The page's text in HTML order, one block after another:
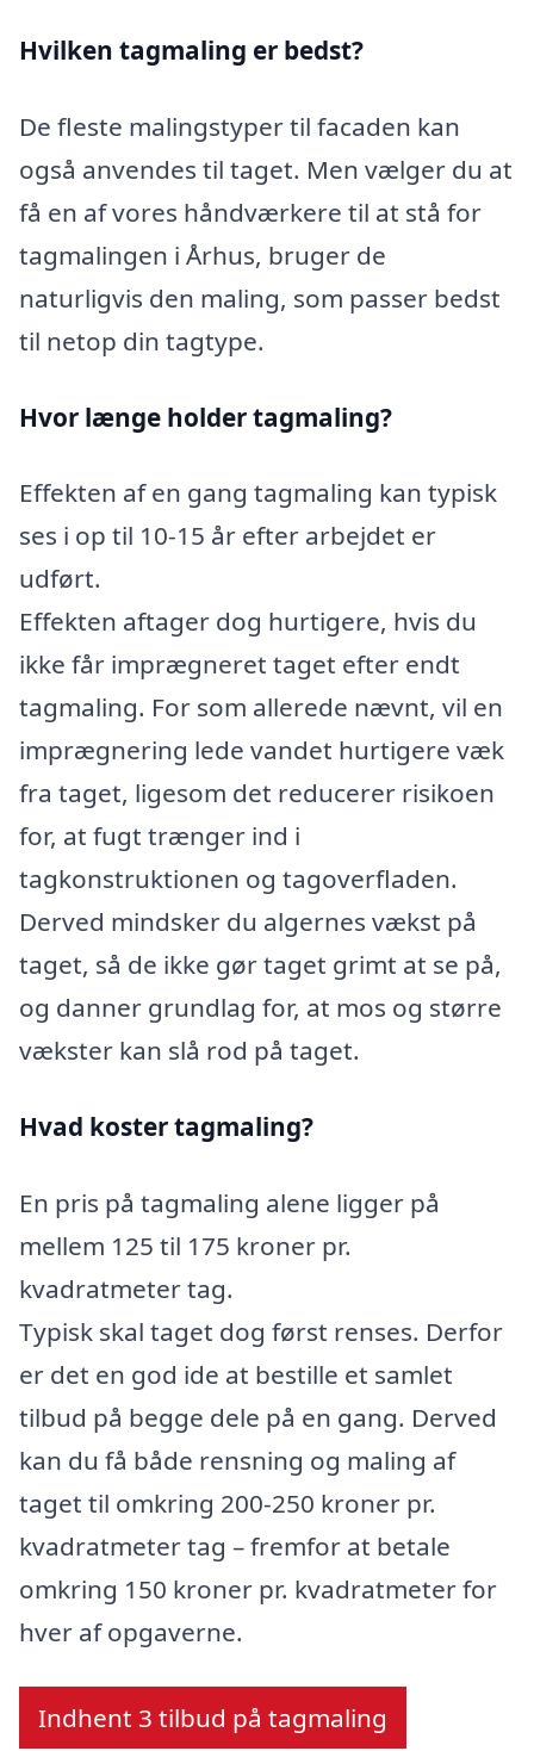
Hvilken tagmaling er bedst?
De fleste malingstyper til facaden kan
også anvendes til taget. Men vælger du at
få en af vores håndværkere til at stå for
tagmalingen i Århus, bruger de
naturligvis den maling, som passer bedst
til netop din tagtype.
Hvor længe holder tagmaling?
Effekten af en gang tagmaling kan typisk
ses i op til 10-15 år efter arbejdet er
udført.
Effekten aftager dog hurtigere, hvis du
ikke får imprægneret taget efter endt
tagmaling. For som allerede nævnt, vil en
imprægnering lede vandet hurtigere væk
fra taget, ligesom det reducerer risikoen
for, at fugt trænger ind i
tagkonstruktionen og tagoverfladen.
Derved mindsker du algernes vækst på
taget, så de ikke gør taget grimt at se på,
og danner grundlag for, at mos og større
vækster kan slå rod på taget.
Hvad koster tagmaling?
En pris på tagmaling alene ligger på
mellem 125 til 175 kroner pr.
kvadratmeter tag.
Typisk skal taget dog først renses. Derfor
er det en god ide at bestille et samlet
tilbud på begge dele på en gang. Derved
kan du få både rensning og maling af
taget til omkring 200-250 kroner pr.
kvadratmeter tag – fremfor at betale
omkring 150 kroner pr. kvadratmeter for
hver af opgaverne.
Indhent 3 tilbud på tagmaling